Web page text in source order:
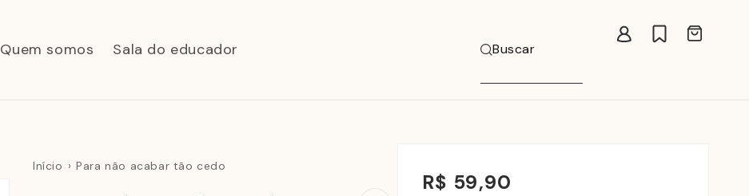
Quem somos Sala do educador Buscar
Carrinho
Início Para não acabar tão cedo
R$ 59,90